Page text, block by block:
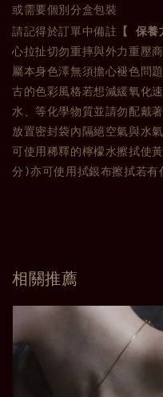
或需要個別分盒包裝
請記得於訂單中備註 【 保
心拉扯切勿重摔與外力重壓
屬本身色澤無須擔心褪色問
古的色彩風格若想減緩氧化
水、等化學物質並請勿配戴
放置密封袋內隔絕空氣與水
可使用稀釋的檸檬水擦拭使
分)亦可使用拭銀布擦拭若有
相關推薦